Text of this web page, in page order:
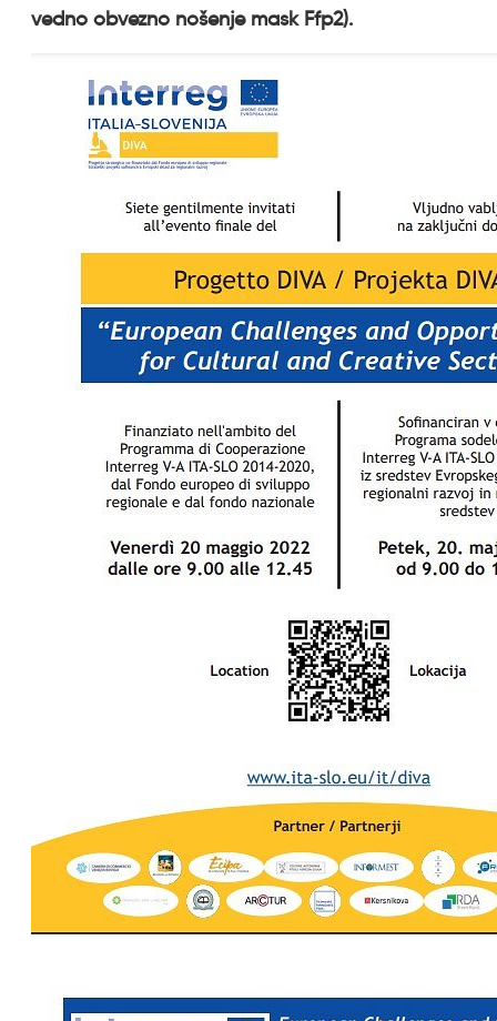
vedno obvezno nošenje mask Ffp2).